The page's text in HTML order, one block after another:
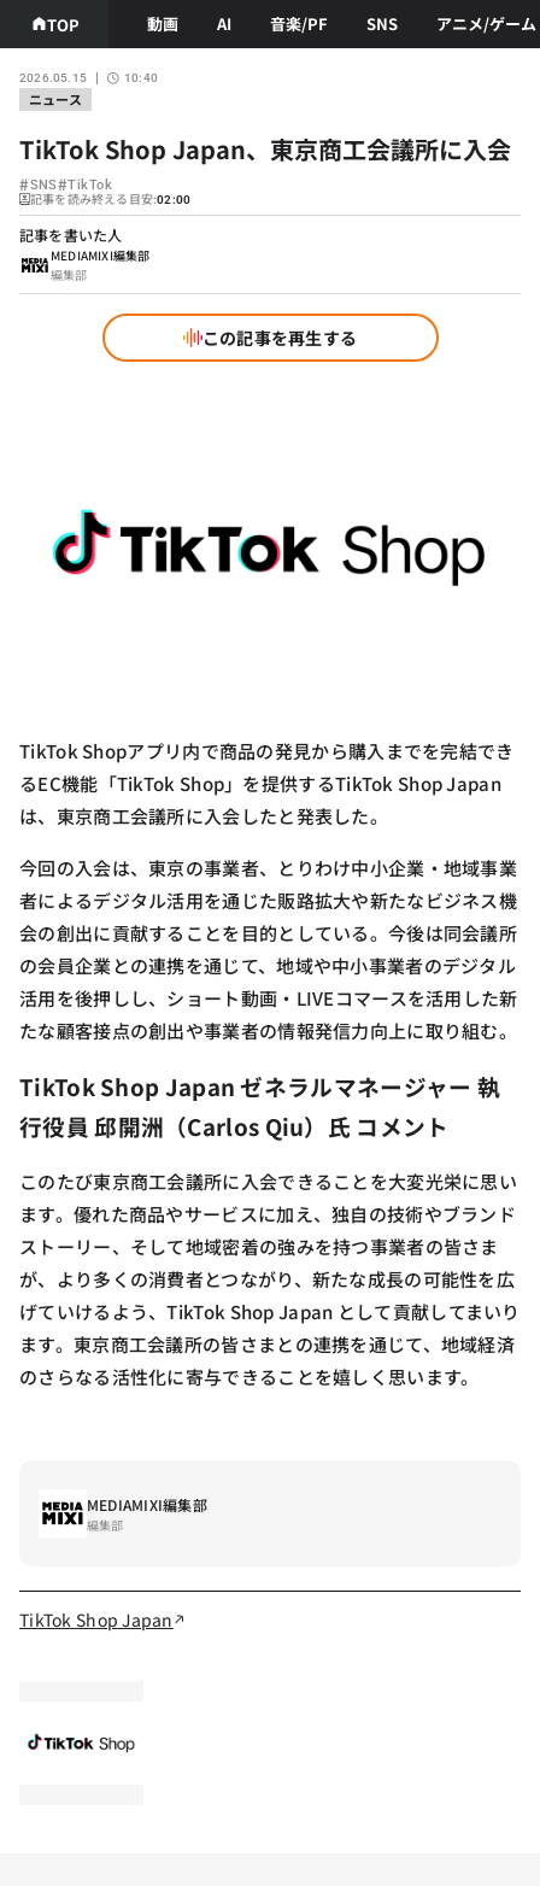
TOP 動画 AI 音楽/PF SNS アニメ/ゲーム
ニュース
2026.05.15 10:40
TikTok Shop Japan、東京商工会議所に入会
#SNS#TikTok
記事を読み終える目安:02:00
記事を書いた人
MEDIAMIXI編集部
編集部
この記事を再生する
TikTok Shopアプリ内で商品の発見から購入までを完結でき
るEC機能「TikTok Shop」を提供するTikTok Shop Japan
は、東京商工会議所に入会したと発表した。
今回の入会は、東京の事業者、とりわけ中小企業・地域事業
者によるデジタル活用を通じた販路拡大や新たなビジネス機
会の創出に貢献することを目的としている。今後は同会議所
の会員企業との連携を通じて、地域や中小事業者のデジタル
活用を後押しし、ショート動画・LIVEコマースを活用した新
たな顧客接点の創出や事業者の情報発信力向上に取り組む。
TikTok Shop Japan ゼネラルマネージャー 執
行役員 邱開洲（Carlos Qiu）氏 コメント
このたび東京商工会議所に入会できることを大変光栄に思い
ます。優れた商品やサービスに加え、独自の技術やブランド
ストーリー、そして地域密着の強みを持つ事業者の皆さま
が、より多くの消費者とつながり、新たな成長の可能性を広
げていけるよう、TikTok Shop Japan として貢献してまいり
ます。東京商工会議所の皆さまとの連携を通じて、地域経済
のさらなる活性化に寄与できることを嬉しく思います。
MEDIAMIXI編集部
編集部
TikTok Shop Japan